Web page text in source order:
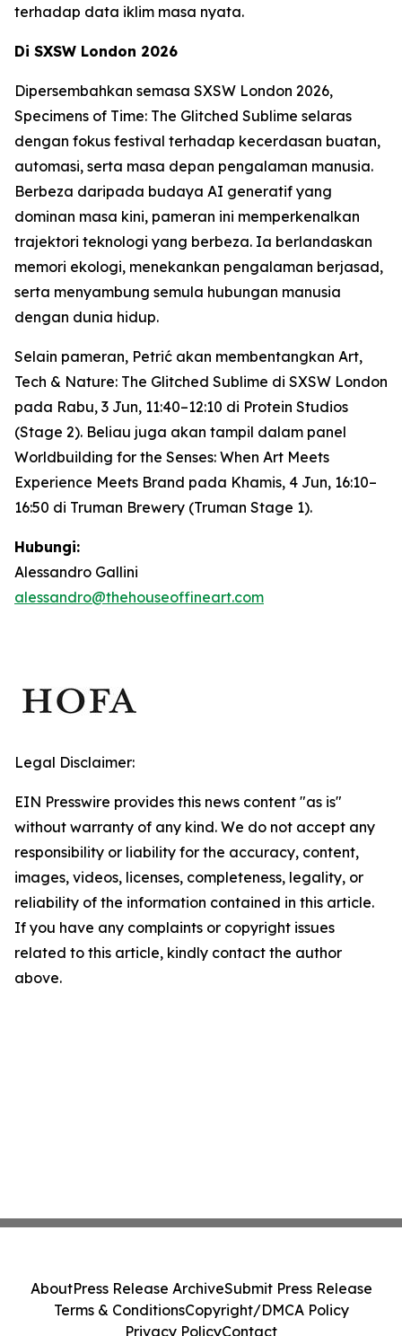
terhadap data iklim masa nyata.
Di SXSW London 2026
Dipersembahkan semasa SXSW London 2026,
Specimens of Time: The Glitched Sublime selaras
dengan fokus festival terhadap kecerdasan buatan,
automasi, serta masa depan pengalaman manusia.
Berbeza daripada budaya AI generatif yang
dominan masa kini, pameran ini memperkenalkan
trajektori teknologi yang berbeza. Ia berlandaskan
memori ekologi, menekankan pengalaman berjasad,
serta menyambung semula hubungan manusia
dengan dunia hidup.
Selain pameran, Petrić akan membentangkan Art,
Tech & Nature: The Glitched Sublime di SXSW London
pada Rabu, 3 Jun, 11:40–12:10 di Protein Studios
(Stage 2). Beliau juga akan tampil dalam panel
Worldbuilding for the Senses: When Art Meets
Experience Meets Brand pada Khamis, 4 Jun, 16:10–
16:50 di Truman Brewery (Truman Stage 1).
Hubungi:
Alessandro Gallini
alessandro@thehouseoffineart.com
Legal Disclaimer:
EIN Presswire provides this news content "as is"
without warranty of any kind. We do not accept any
responsibility or liability for the accuracy, content,
images, videos, licenses, completeness, legality, or
reliability of the information contained in this article.
If you have any complaints or copyright issues
related to this article, kindly contact the author
above.
AboutPress Release ArchiveSubmit Press Release
Terms & ConditionsCopyright/DMCA Policy
Privacy PolicyContact